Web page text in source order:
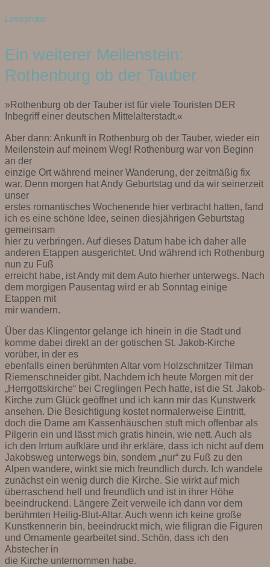
Leseprobe
Ein weiterer Meilenstein:
Rothenburg ob der Tauber
»Rothenburg ob der Tauber ist für viele Touristen DER
Inbegriff einer deutschen Mittelalterstadt.«
Aber dann: Ankunft in Rothenburg ob der Tauber, wieder ein
Meilenstein auf meinem Weg! Rothenburg war von Beginn
an der
einzige Ort während meiner Wanderung, der zeitmäßig fix
war. Denn morgen hat Andy Geburtstag und da wir seinerzeit
unser
erstes romantisches Wochenende hier verbracht hatten, fand
ich es eine schöne Idee, seinen diesjährigen Geburtstag
gemeinsam
hier zu verbringen. Auf dieses Datum habe ich daher alle
anderen Etappen ausgerichtet. Und während ich Rothenburg
nun zu Fuß
erreicht habe, ist Andy mit dem Auto hierher unterwegs. Nach
dem morgigen Pausentag wird er ab Sonntag einige
Etappen mit
mir wandern.
Über das Klingentor gelange ich hinein in die Stadt und
komme dabei direkt an der gotischen St. Jakob-Kirche
vorüber, in der es
ebenfalls einen berühmten Altar vom Holzschnitzer Tilman
Riemenschneider gibt. Nachdem ich heute Morgen mit der
„Herrgottskirche“ bei Creglingen Pech hatte, ist die St. Jakob-
Kirche zum Glück geöffnet und ich kann mir das Kunstwerk
ansehen. Die Besichtigung kostet normalerweise Eintritt,
doch die Dame am Kassenhäuschen stuft mich offenbar als
Pilgerin ein und lässt mich gratis hinein, wie nett. Auch als
ich den Irrtum aufkläre und ihr erkläre, dass ich nicht auf dem
Jakobsweg unterwegs bin, sondern „nur“ zu Fuß zu den
Alpen wandere, winkt sie mich freundlich durch. Ich wandele
zunächst ein wenig durch die Kirche. Sie wirkt auf mich
überraschend hell und freundlich und ist in ihrer Höhe
beeindruckend. Längere Zeit verweile ich dann vor dem
berühmten Heilig-Blut-Altar. Auch wenn ich keine große
Kunstkennerin bin, beeindruckt mich, wie filigran die Figuren
und Ornamente gearbeitet sind. Schön, dass ich den
Abstecher in
die Kirche unternommen habe.